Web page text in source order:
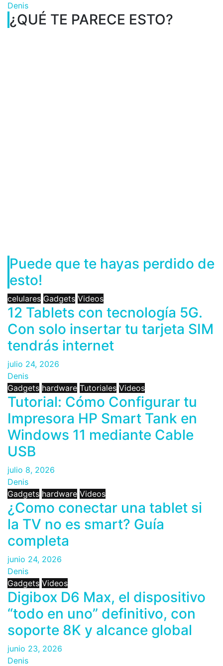
Denis
¿QUÉ TE PARECE ESTO?
Puede que te hayas perdido de
esto!
celulares Gadgets Videos
12 Tablets con tecnología 5G.
Con solo insertar tu tarjeta SIM
tendrás internet
julio 24, 2026
Denis
Gadgets hardware Tutoriales Videos
Tutorial: Cómo Configurar tu
Impresora HP Smart Tank en
Windows 11 mediante Cable
USB
julio 8, 2026
Denis
Gadgets hardware Videos
¿Como conectar una tablet si
la TV no es smart? Guía
completa
junio 24, 2026
Denis
Gadgets Videos
Digibox D6 Max, el dispositivo
“todo en uno” definitivo, con
soporte 8K y alcance global
junio 23, 2026
Denis